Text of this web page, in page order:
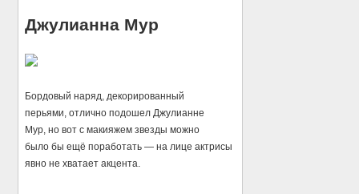
Джулианна Мур
Бордовый наряд, декорированный
перьями, отлично подошел Джулианне
Мур, но вот с макияжем звезды можно
было бы ещё поработать — на лице актрисы
явно не хватает акцента.